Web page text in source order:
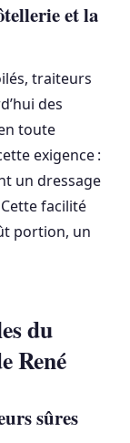
et la
traiteurs
des
toute
exigence :
un dressage
facilité
portion, un
du
René
sûres